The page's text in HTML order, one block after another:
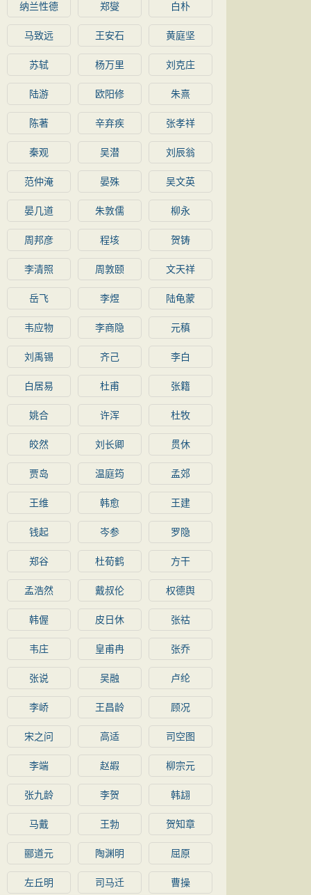
纳兰性德 郑燮 白朴
马致远 王安石 黄庭坚
苏轼 杨万里 刘克庄
陆游 欧阳修 朱熹
陈著 辛弃疾 张孝祥
秦观 吴潜 刘辰翁
范仲淹 晏殊 吴文英
晏几道 朱敦儒 柳永
周邦彦 程垓 贺铸
李清照 周敦颐 文天祥
岳飞 李煜 陆龟蒙
韦应物 李商隐 元稹
刘禹锡 齐己 李白
白居易 杜甫 张籍
姚合 许浑 杜牧
皎然 刘长卿 贯休
贾岛 温庭筠 孟郊
王维 韩愈 王建
钱起 岑参 罗隐
郑谷 杜荀鹤 方干
孟浩然 戴叔伦 权德舆
韩偓 皮日休 张祜
韦庄 皇甫冉 张乔
张说 吴融 卢纶
李峤 王昌龄 顾况
宋之问 高适 司空图
李端 赵嘏 柳宗元
张九龄 李贺 韩翃
马戴 王勃 贺知章
郦道元 陶渊明 屈原
左丘明 司马迁 曹操